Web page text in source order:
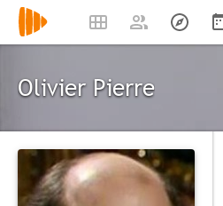
Olivier Pierre